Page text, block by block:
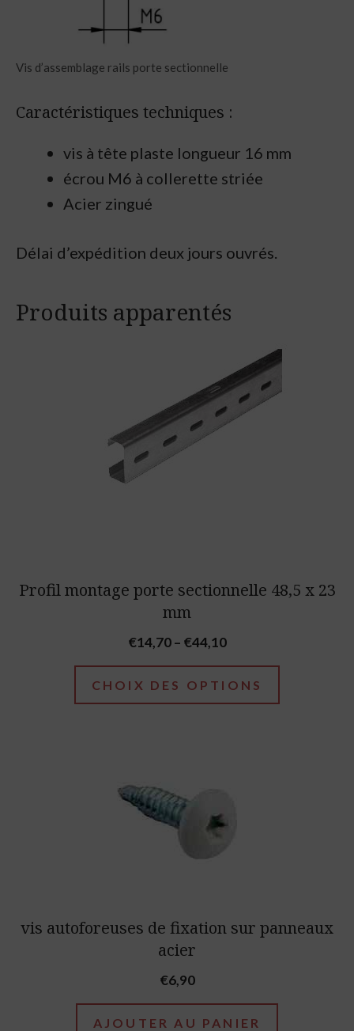
Vis d’assemblage rails porte sectionnelle
Caractéristiques techniques :
vis à tête plaste longueur 16 mm
écrou M6 à collerette striée
Acier zingué
Délai d’expédition deux jours ouvrés.
Produits apparentés
Profil montage porte sectionnelle 48,5 x 23
mm
€14,70 – €44,10Price
range:
€14,70
through
CHOIX DES OPTIONS
chosen
vis autoforeuses de fixation sur panneaux
acier
€6,90
AJOUTER AU PANIER